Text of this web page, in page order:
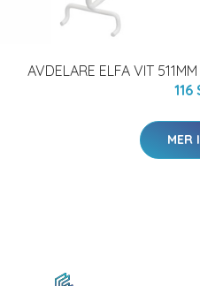
AVDELARE ELFA VIT
116
MER